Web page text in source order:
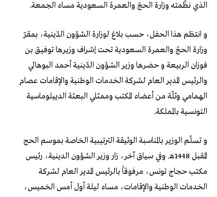
الذي نظّمته وزارة الحجً والعمرة السعودية مساء الجمعة.
و انتظم هذا الحفل، حسب بلاغ لوزارة الشؤون الدّينية، بمقرّ
وزارة الحجً والعمرة السعودية تحت إشراف وزيرها توفيق بن
فوزان الربيعة و حضرها وزير الشؤون الدّينية أحمد البوهالي
والرئيس المدير العام لشركة الخدمات الوطنية والإقامات عصام
الهمامي وثلّة من أعضاء المكتب وممثلي البعثة الدييلوماسية
التونسية بالمملكة.
و تسلّم الوزير بالمناسبة الوثيقة الترتيبية الخاصة بموسم الحج
المقبل 1448ه‍. وفي سياق آخر، زار وزير الشؤون الدينية، رئيس
مكتب حجاج تونس، مرفوقاً بالرئيس المدير العام لشركة
الخدمات الوطنية والإقامات، مساء ليلة أول أمس الخميس،